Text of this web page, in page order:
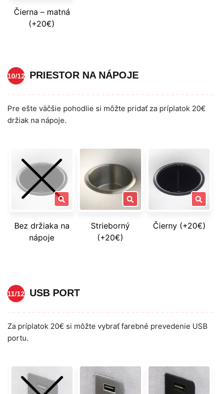
Čierna – matná
(+20€)
10/12 PRIESTOR NA NÁPOJE
Pre ešte väčšie pohodlie si môžte pridať za príplatok 20€
držiak na nápoje.
Bez držiaka na
nápoje
Strieborný
(+20€)
Čierny (+20€)
11/12 USB PORT
Za príplatok 20€ si môžte vybrať farebné prevedenie USB
portu.